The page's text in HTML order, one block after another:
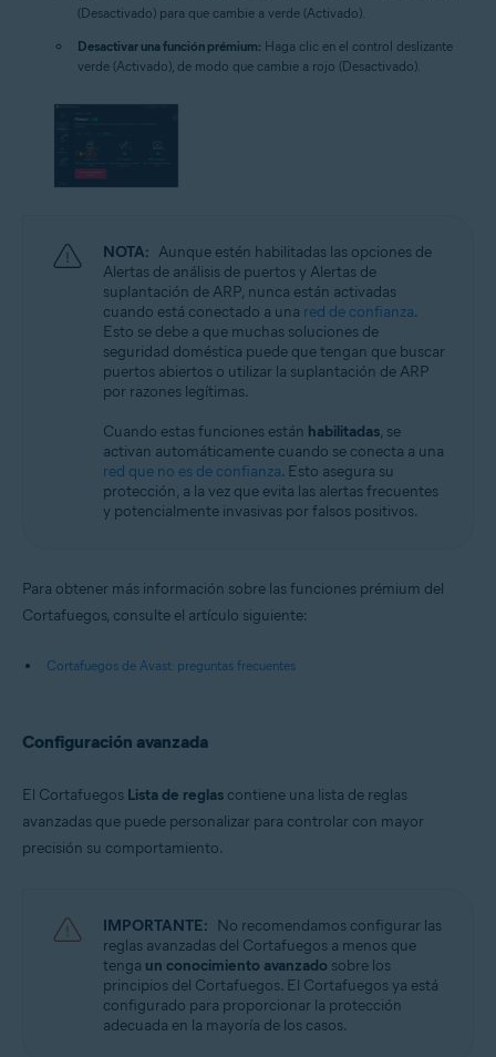
(Desactivado) para que cambie a verde (Activado).
Desactivar una función prémium: Haga clic en el control deslizante
verde (Activado), de modo que cambie a rojo (Desactivado).
NOTA: Aunque estén habilitadas las opciones de
Alertas de análisis de puertos y Alertas de
suplantación de ARP, nunca están activadas
cuando está conectado a una red de confianza.
Esto se debe a que muchas soluciones de
seguridad doméstica puede que tengan que buscar
puertos abiertos o utilizar la suplantación de ARP
por razones legítimas.
Cuando estas funciones están habilitadas, se
activan automáticamente cuando se conecta a una
red que no es de confianza. Esto asegura su
protección, a la vez que evita las alertas frecuentes
y potencialmente invasivas por falsos positivos.
Para obtener más información sobre las funciones prémium del
Cortafuegos, consulte el artículo siguiente:
Cortafuegos de Avast: preguntas frecuentes
Configuración avanzada
El Cortafuegos Lista de reglas contiene una lista de reglas
avanzadas que puede personalizar para controlar con mayor
precisión su comportamiento.
IMPORTANTE: No recomendamos configurar las
reglas avanzadas del Cortafuegos a menos que
tenga un conocimiento avanzado sobre los
principios del Cortafuegos. El Cortafuegos ya está
configurado para proporcionar la protección
adecuada en la mayoría de los casos.